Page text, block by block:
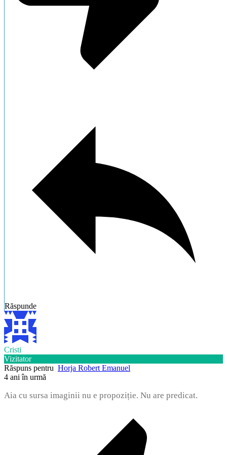
Răspunde
Cristi
Vizitator
Răspuns pentru Horja Robert Emanuel
4 ani în urmă
Aia cu sursa imaginii nu e propoziție. Nu are predicat.